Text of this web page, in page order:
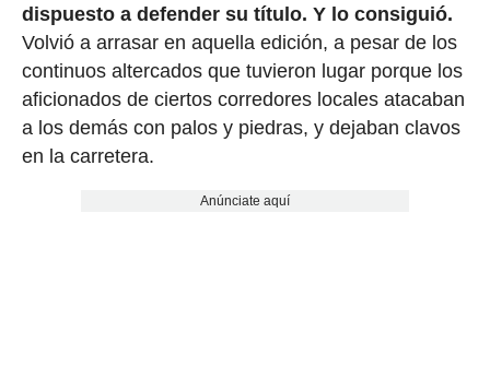
dispuesto a defender su título. Y lo consiguió.
Volvió a arrasar en aquella edición, a pesar de los
continuos altercados que tuvieron lugar porque los
aficionados de ciertos corredores locales atacaban
a los demás con palos y piedras, y dejaban clavos
en la carretera.
Anúnciate aquí